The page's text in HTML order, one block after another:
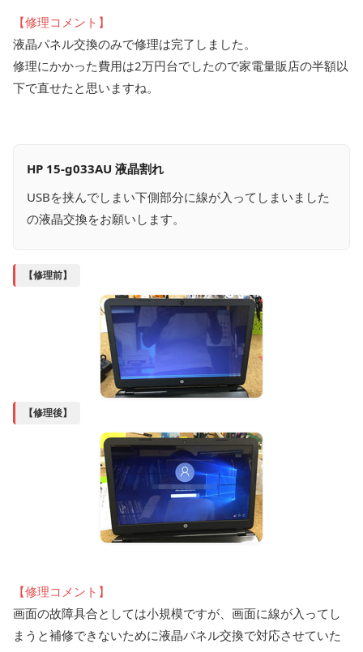
【修理コメント】
液晶パネル交換のみで修理は完了しました。
修理にかかった費用は2万円台でしたので家電量販店の半額以
下で直せたと思いますね。
HP 15-g033AU 液晶割れ
USBを挟んでしまい下側部分に線が入ってしまいました
の液晶交換をお願いします。
【修理前】
【修理後】
【修理コメント】
画面の故障具合としては小規模ですが、画面に線が入ってし
まうと補修できないために液晶パネル交換で対応させていた